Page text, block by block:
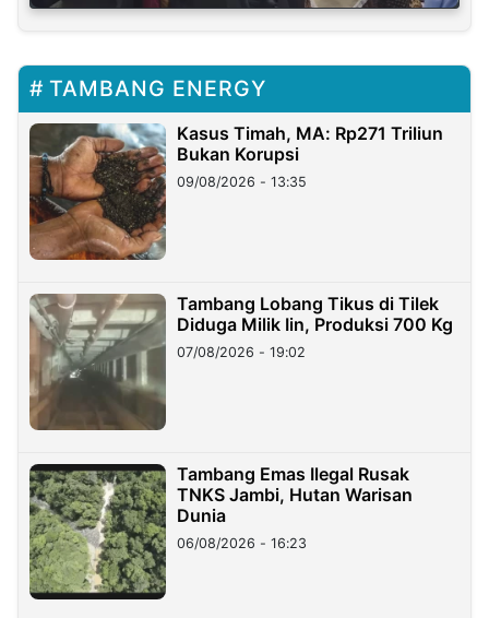
TAMBANG ENERGY
Kasus Timah, MA: Rp271 Triliun
Bukan Korupsi
09/08/2026 - 13:35
Tambang Lobang Tikus di Tilek
Diduga Milik Iin, Produksi 700 Kg
07/08/2026 - 19:02
Tambang Emas Ilegal Rusak
TNKS Jambi, Hutan Warisan
Dunia
06/08/2026 - 16:23